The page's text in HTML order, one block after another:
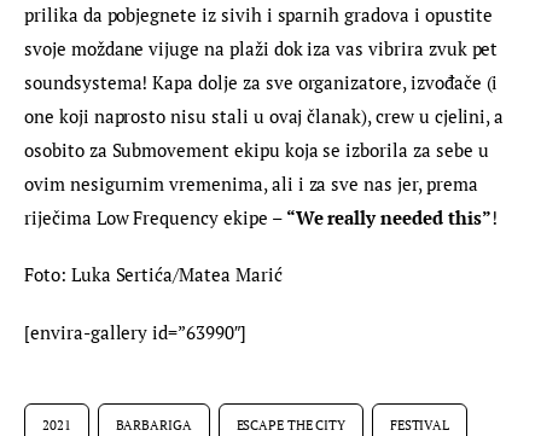
prilika da pobjegnete iz sivih i sparnih gradova i opustite
svoje moždane vijuge na plaži dok iza vas vibrira zvuk pet
soundsystema! Kapa dolje za sve organizatore, izvođače (i
one koji naprosto nisu stali u ovaj članak), crew u cjelini, a
osobito za Submovement ekipu koja se izborila za sebe u
ovim nesigurnim vremenima, ali i za sve nas jer, prema
riječima Low Frequency ekipe – “We really needed this”!
Foto: Luka Sertića/Matea Marić
[envira-gallery id=”63990″]
2021 BARBARIGA ESCAPE THE CITY FESTIVAL